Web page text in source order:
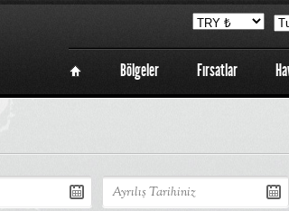
Bölgeler Fırsatlar